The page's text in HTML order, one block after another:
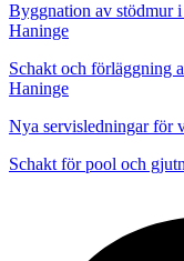
Byggnation av stödmur
Haninge
Schakt och förläggning
Haninge
Nya servisledningar för
Schakt för pool och